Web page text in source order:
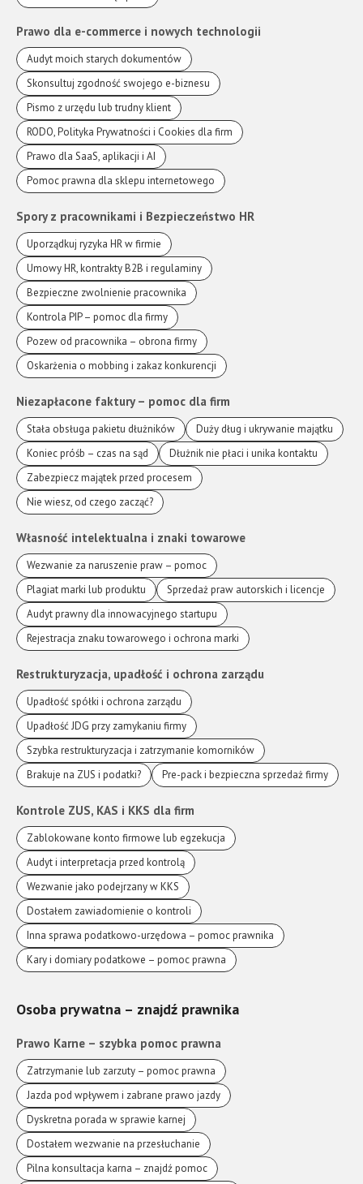
Prawo dla e-commerce i nowych technologii
Audyt moich starych dokumentów
Skonsultuj zgodność swojego e-biznesu
Pismo z urzędu lub trudny klient
RODO, Polityka Prywatności i Cookies dla firm
Prawo dla SaaS, aplikacji i AI
Pomoc prawna dla sklepu internetowego
Spory z pracownikami i Bezpieczeństwo HR
Uporządkuj ryzyka HR w firmie
Umowy HR, kontrakty B2B i regulaminy
Bezpieczne zwolnienie pracownika
Kontrola PIP – pomoc dla firmy
Pozew od pracownika – obrona firmy
Oskarżenia o mobbing i zakaz konkurencji
Niezapłacone faktury – pomoc dla firm
Stała obsługa pakietu dłużników
Duży dług i ukrywanie majątku
Koniec próśb – czas na sąd
Dłużnik nie płaci i unika kontaktu
Zabezpiecz majątek przed procesem
Nie wiesz, od czego zacząć?
Własność intelektualna i znaki towarowe
Wezwanie za naruszenie praw – pomoc
Plagiat marki lub produktu
Sprzedaż praw autorskich i licencje
Audyt prawny dla innowacyjnego startupu
Rejestracja znaku towarowego i ochrona marki
Restrukturyzacja, upadłość i ochrona zarządu
Upadłość spółki i ochrona zarządu
Upadłość JDG przy zamykaniu firmy
Szybka restrukturyzacja i zatrzymanie komorników
Brakuje na ZUS i podatki?
Pre-pack i bezpieczna sprzedaż firmy
Kontrole ZUS, KAS i KKS dla firm
Zablokowane konto firmowe lub egzekucja
Audyt i interpretacja przed kontrolą
Wezwanie jako podejrzany w KKS
Dostałem zawiadomienie o kontroli
Inna sprawa podatkowo-urzędowa – pomoc prawnika
Kary i domiary podatkowe – pomoc prawna
Osoba prywatna – znajdź prawnika
Prawo Karne – szybka pomoc prawna
Zatrzymanie lub zarzuty – pomoc prawna
Jazda pod wpływem i zabrane prawo jazdy
Dyskretna porada w sprawie karnej
Dostałem wezwanie na przesłuchanie
Pilna konsultacja karna – znajdź pomoc